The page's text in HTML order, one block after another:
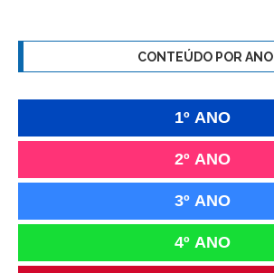
CONTEÚDO POR ANO
1º ANO
2º ANO
3º ANO
4º ANO